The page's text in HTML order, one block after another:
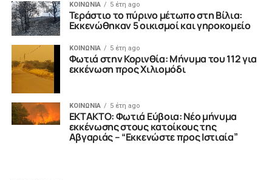
ΚΟΙΝΩΝΙΑ 5 έτη ago
Τεράστιο το πύρινο μέτωπο στη Βίλια:
Εκκενώθηκαν 5 οικισμοί και γηροκομείο
ΚΟΙΝΩΝΙΑ 5 έτη ago
Φωτιά στην Κορινθία: Μήνυμα του 112 για
εκκένωση προς Χιλιομόδι
ΚΟΙΝΩΝΙΑ 5 έτη ago
ΕΚΤΑΚΤΟ: Φωτιά Εύβοια: Νέο μήνυμα
εκκένωσης στους κατοίκους της
Αβγαριάς – “Εκκενώστε προς Ιστιαία”